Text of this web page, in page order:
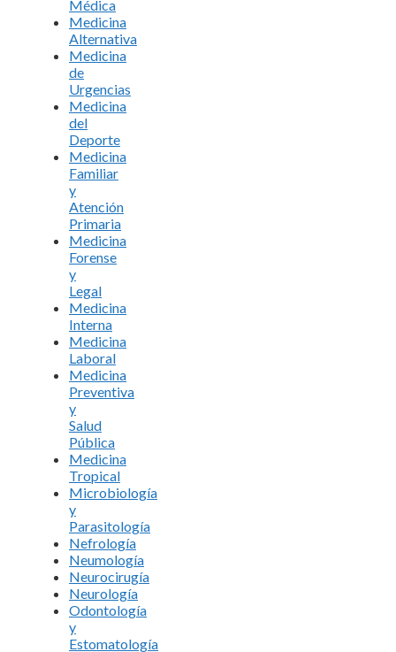
Médica
Medicina
Alternativa
Medicina
de
Urgencias
Medicina
del
Deporte
Medicina
Familiar
y
Atención
Primaria
Medicina
Forense
y
Legal
Medicina
Interna
Medicina
Laboral
Medicina
Preventiva
y
Salud
Pública
Medicina
Tropical
Microbiología
y
Parasitología
Nefrología
Neumología
Neurocirugía
Neurología
Odontología
y
Estomatología